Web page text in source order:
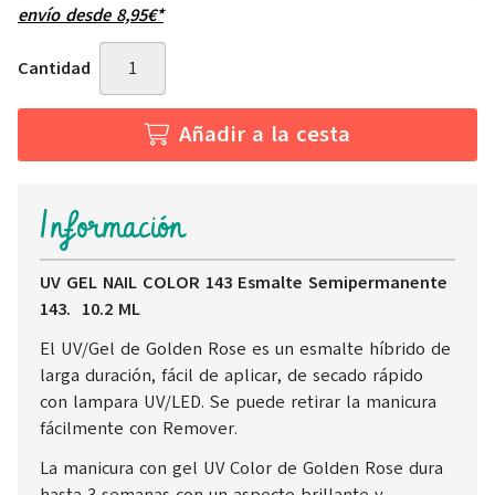
envío desde 8,95€*
Cantidad
Añadir a la cesta
Información
UV GEL NAIL COLOR 143 Esmalte Semipermanente
143. 10.2 ML
El UV/Gel de Golden Rose es un esmalte híbrido de
larga duración, fácil de aplicar, de secado rápido
con lampara UV/LED. Se puede retirar la manicura
fácilmente con Remover.
La manicura con gel UV Color de Golden Rose dura